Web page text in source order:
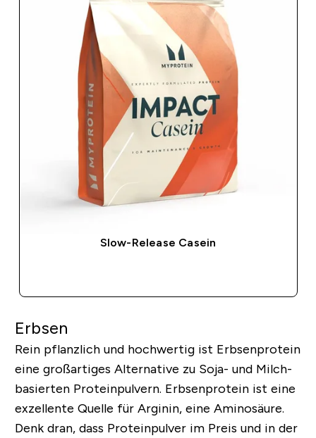
Slow-Release Casein
Erbsen
Rein pflanzlich und hochwertig ist Erbsenprotein
eine großartiges Alternative zu Soja- und Milch-
basierten Proteinpulvern. Erbsenprotein ist eine
exzellente Quelle für Arginin, eine Aminosäure.
Denk dran, dass Proteinpulver im Preis und in der